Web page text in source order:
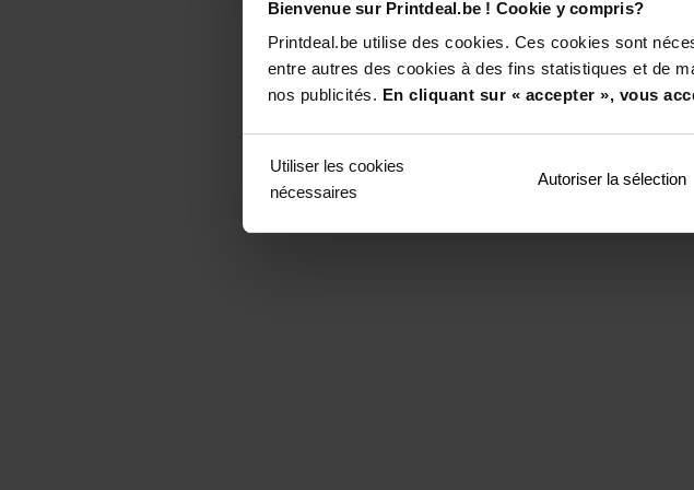
Bienvenue sur Printdeal.be ! Cookie y compris?
Printdeal.be utilise des cookies. Ces cookies sont
entre autres des cookies à des fins statistiques et de
nos publicités. En cliquant sur « accepter », vous
Utiliser les cookies
nécessaires
Autoriser la sélection